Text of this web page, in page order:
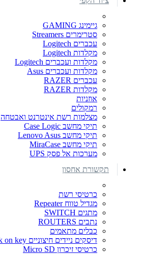
גיימינג GAMING
סטרימרים Streamers
עכברים Logitech
מקלדות Logitech
מקלדות ועכברים Logitech
מקלדות ועכברים Asus
עכברים RAZER
מקלדות RAZER
אוזניות
רמקולים
מצלמות רשת אינטרנט ואבטחה
תיקי מחשב Case Logic
תיקי מחשב Lenovo Asus
תיקי מחשב MiraCase
מערכות אל פסק UPS
תקשורת אחסון
כרטיסי רשת
מגדיל טווח Repeater
מתגים SWITCH
נתבים ROUTERS
כבלים מתאמים
דיסקים ניידים חיצוניים Disk on key
כרטיסי זיכרון Micro SD